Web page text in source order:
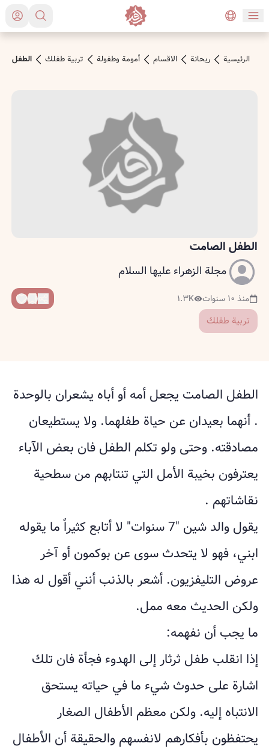
الرئیسیة ريحانة الاقسام أمومة وطفولة تربية طفلك الطفل
الطفل الصامت
مجلة الزهراء عليها السلام
تربية طفلك
منذ ١٠ سنوات ١.٣K
الطفل الصامت يجعل أمه أو أباه يشعران بالوحدة
. أنهما بعيدان عن حياة طفلهما. ولا يستطيعان
مصادقته. وحتى ولو تكلم الطفل فان بعض الآباء
يعترفون بخيبة الأمل التي تنتابهم من سطحية
نقاشاتهم .
يقول والد شين "7 سنوات" لا أتابع كثيراً ما يقوله
ابني، فهو لا يتحدث سوى عن بوكمون أو آخر
عروض التليفزيون. أشعر بالذنب أنني أقول له هذا
ولكن الحديث معه ممل.
ما يجب أن نفهمه:
إذا انقلب طفل ثرثار إلى الهدوء فجأة فان تلك
اشارة على حدوث شيء ما في حياته يستحق
الانتباه إليه. ولكن معظم الأطفال الصغار
يحتفظون بأفكارهم لانفسهم والحقيقة أن الأطفال